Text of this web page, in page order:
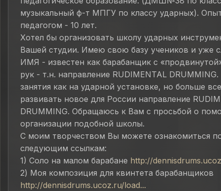
музыкальный ф-т МПГУ по классу ударных).
педагогом - 10 лет.
Хотел бы организовать школу ударных
Вашей студии. Имею свою базу учеников и уже
ИМЯ - известен как барабанщик с
рук - т.н. направление RUDIMENTAL
занятия как на ударной установке, но больше
развивать новое для России направление
DRUMMING. Обращаюсь к Вам с просьбой о
организации подобной школы.
С моим творчеством Вы можете ознакомиться
следующим ссылкам:
1) Соло на малом барабане http://
2) Моя композиция для квинтета барабанщиков
http://dennisdrums.ucoz.ru/load...